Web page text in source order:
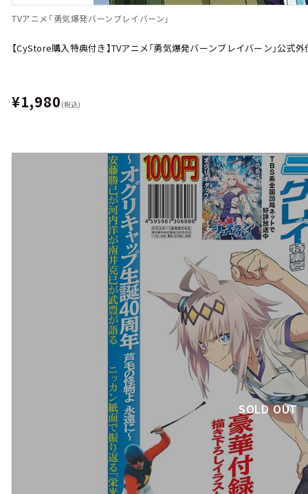
TVアニメ「勇気爆発バーンブレイバーン」
【CyStore購入特典付き】TVアニメ「勇気爆発バーンブレイバーン」公式
¥1,980 (税込)
SOLD OUT